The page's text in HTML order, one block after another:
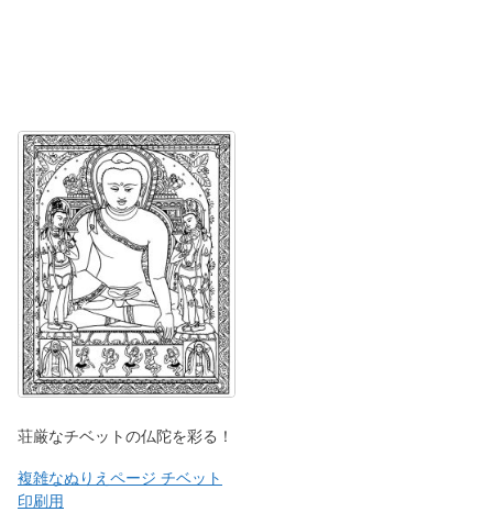
荘厳なチベットの仏陀を彩る！
複雑なぬりえページ チベット
印刷用